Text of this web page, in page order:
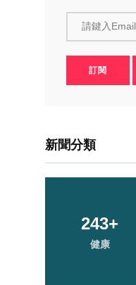
請鍵入Email
訂閱
新聞分類
134+
專欄